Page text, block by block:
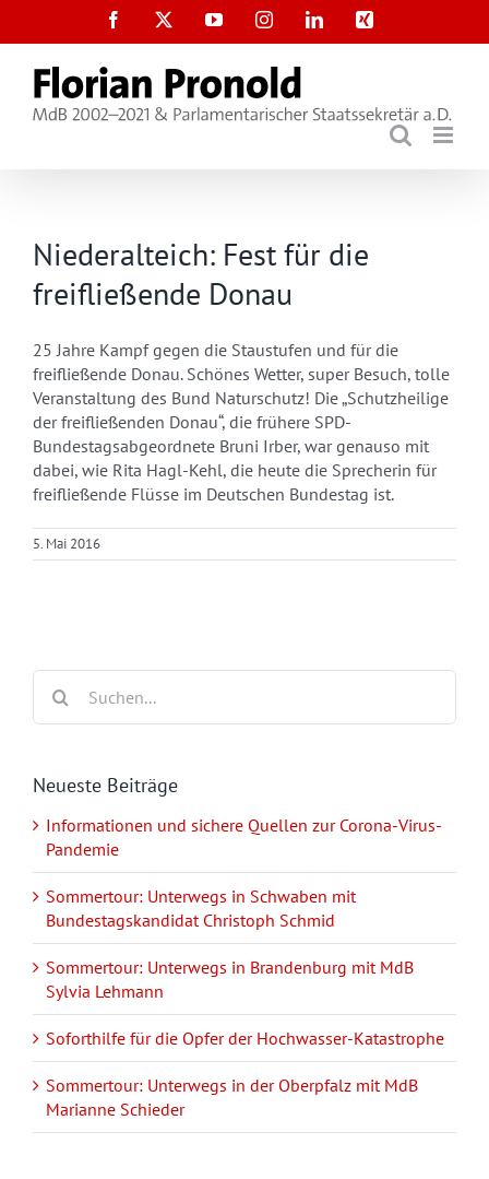
Facebook YouTubeInstagramLinkedInXing
Niederalteich: Fest für die
freifließende Donau
25 Jahre Kampf gegen die Staustufen und für die
freifließende Donau. Schönes Wetter, super Besuch, tolle
Veranstaltung des Bund Naturschutz! Die „Schutzheilige
der freifließenden Donau“, die frühere SPD-
Bundestagsabgeordnete Bruni Irber, war genauso mit
dabei, wie Rita Hagl-Kehl, die heute die Sprecherin für
freifließende Flüsse im Deutschen Bundestag ist.
5. Mai 2016
nach:
Neueste Beiträge
Informationen und sichere Quellen zur Corona-Virus-
Pandemie
Sommertour: Unterwegs in Schwaben mit
Bundestagskandidat Christoph Schmid
Sommertour: Unterwegs in Brandenburg mit MdB
Sylvia Lehmann
Soforthilfe für die Opfer der Hochwasser-Katastrophe
Sommertour: Unterwegs in der Oberpfalz mit MdB
Marianne Schieder